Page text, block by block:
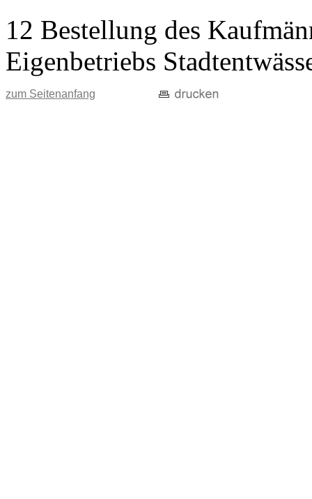
12 Bestellung des
Eigenbetriebs
zum Seitenanfang